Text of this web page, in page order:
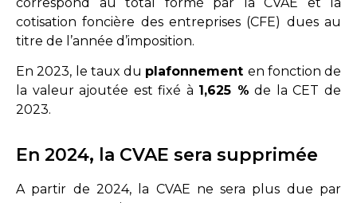
cotisation foncière des entreprises (CFE) dues au
titre de l’année d’imposition.
En 2023, le taux du plafonnement en fonction de
la valeur ajoutée est fixé à 1,625 % de la CET de
2023.
En 2024, la CVAE sera supprimée
A partir de 2024, la CVAE ne sera plus due par